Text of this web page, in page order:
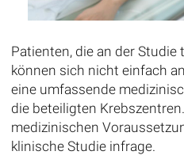
Patienten, die an der
können sich nicht einfach
eine umfassende
die beteiligten
medizinischen
klinische Studie infrage.